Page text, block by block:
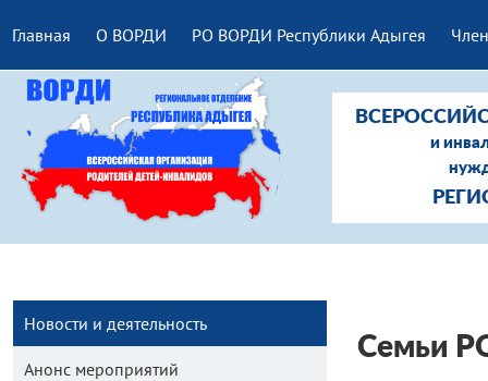
Главная О ВОРДИ РО ВОРДИ Республики Адыгея
и
Новости и деятельность
Анонс мероприятий
Семьи